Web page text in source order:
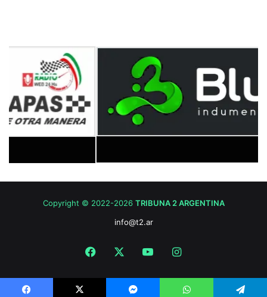
Copyright © 2022-2026 TRIBUNA 2 ARGENTINA
info@t2.ar
Facebook YouTubeInstagram